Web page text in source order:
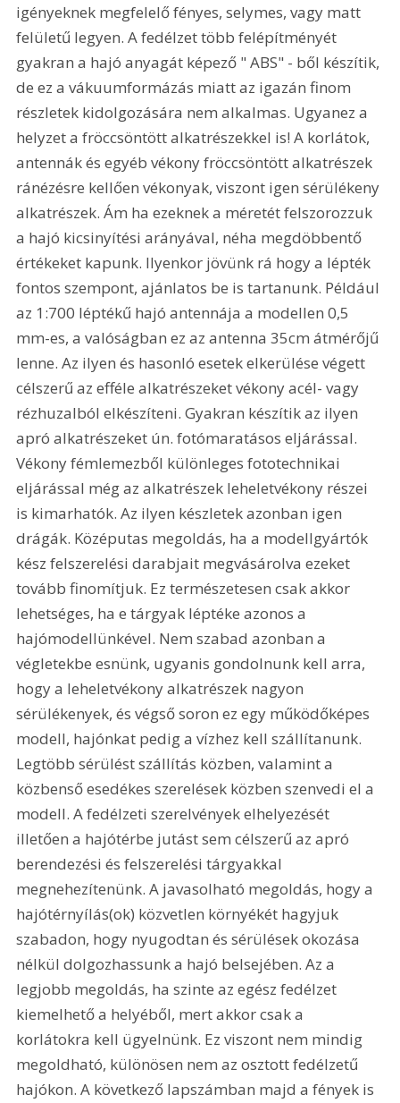
igényeknek megfelelő fényes, selymes, vagy matt
felületű legyen. A fedélzet több felépítményét
gyakran a hajó anyagát képező " ABS" - ből készítik,
de ez a vákuumformázás miatt az igazán finom
részletek kidolgozására nem alkalmas. Ugyanez a
helyzet a fröccsöntött alkatrészekkel is! A korlátok,
antennák és egyéb vékony fröccsöntött alkatrészek
ránézésre kellően vékonyak, viszont igen sérülékeny
alkatrészek. Ám ha ezeknek a méretét felszorozzuk
a hajó kicsinyítési arányával, néha megdöbbentő
értékeket kapunk. Ilyenkor jövünk rá hogy a lépték
fontos szempont, ajánlatos be is tartanunk. Például
az 1:700 léptékű hajó antennája a modellen 0,5
mm-es, a valóságban ez az antenna 35cm átmérőjű
lenne. Az ilyen és hasonló esetek elkerülése végett
célszerű az efféle alkatrészeket vékony acél- vagy
rézhuzalból elkészíteni. Gyakran készítik az ilyen
apró alkatrészeket ún. fotómaratásos eljárással.
Vékony fémlemezből különleges fototechnikai
eljárással még az alkatrészek leheletvékony részei
is kimarhatók. Az ilyen készletek azonban igen
drágák. Középutas megoldás, ha a modellgyártók
kész felszerelési darabjait megvásárolva ezeket
tovább finomítjuk. Ez természetesen csak akkor
lehetséges, ha e tárgyak léptéke azonos a
hajómodellünkével. Nem szabad azonban a
végletekbe esnünk, ugyanis gondolnunk kell arra,
hogy a leheletvékony alkatrészek nagyon
sérülékenyek, és végső soron ez egy működőképes
modell, hajónkat pedig a vízhez kell szállítanunk.
Legtöbb sérülést szállítás közben, valamint a
közbenső esedékes szerelések közben szenvedi el a
modell. A fedélzeti szerelvények elhelyezését
illetően a hajótérbe jutást sem célszerű az apró
berendezési és felszerelési tárgyakkal
megnehezítenünk. A javasolható megoldás, hogy a
hajótérnyílás(ok) közvetlen környékét hagyjuk
szabadon, hogy nyugodtan és sérülések okozása
nélkül dolgozhassunk a hajó belsejében. Az a
legjobb megoldás, ha szinte az egész fedélzet
kiemelhető a helyéből, mert akkor csak a
korlátokra kell ügyelnünk. Ez viszont nem mindig
megoldható, különösen nem az osztott fedélzetű
hajókon. A következő lapszámban majd a fények is